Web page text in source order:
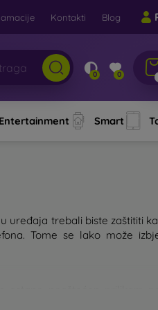
Kontakti Blog
0 0
Smart
uređaja trebali biste zaštititi
Tome se lako može